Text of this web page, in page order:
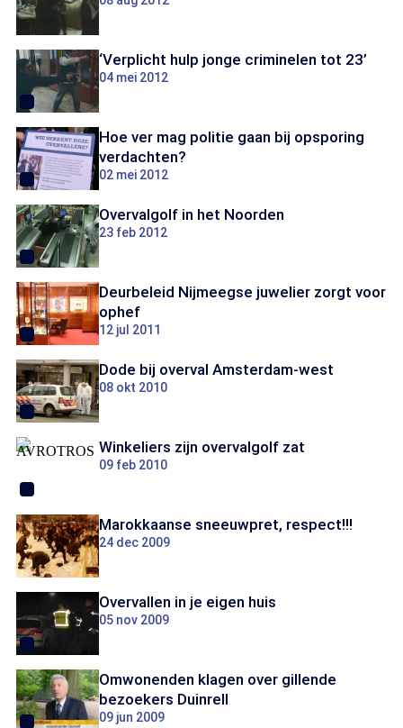
‘Verplicht hulp jonge criminelen tot 23’
04 mei 2012
Hoe ver mag politie gaan bij opsporing
verdachten?
02 mei 2012
Overvalgolf in het Noorden
23 feb 2012
Deurbeleid Nijmeegse juwelier zorgt voor
ophef
12 jul 2011
Dode bij overval Amsterdam-west
08 okt 2010
Winkeliers zijn overvalgolf zat
09 feb 2010
Marokkaanse sneeuwpret, respect!!!
24 dec 2009
Overvallen in je eigen huis
05 nov 2009
Omwonenden klagen over gillende
bezoekers Duinrell
09 jun 2009